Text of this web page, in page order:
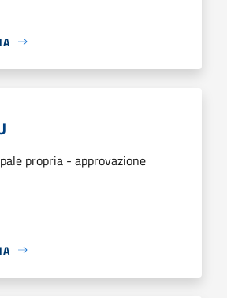
propria - approvazione